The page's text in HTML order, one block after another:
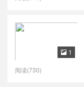
 1
阅读(730)